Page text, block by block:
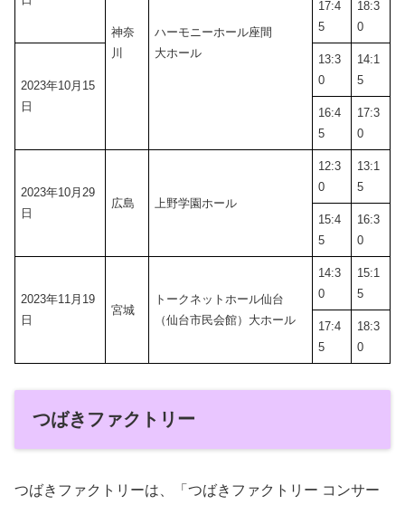
神奈
川
ハーモニーホール座間
大ホール
17:4
5
18:3
0
2023年10月15
日
13:3
0
14:1
5
16:4
5
17:3
0
2023年10月29
日
広島 上野学園ホール
12:3
0
13:1
5
15:4
5
16:3
0
2023年11月19
日
宮城
トークネットホール仙台
（仙台市民会館）大ホール
14:3
0
15:1
5
17:4
5
18:3
0
つばきファクトリー
つばきファクトリーは、「つばきファクトリー コンサー